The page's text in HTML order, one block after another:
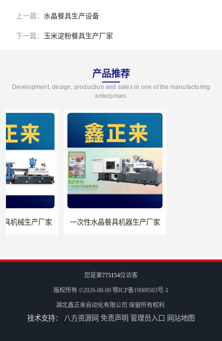
上一篇： 水晶餐具生产设备
下一篇： 玉米淀粉餐具生产厂家
产品推荐
Development, design, production and sales in one of the manufacturing
enterprises
一次性水晶餐具机器生产厂家 一次性水晶餐具设备生产厂家
您是第775154位访客
版权所有 ©2026-08-09 鄂ICP备19009503号-1
湖北鑫正来自动化有限公司 保留所有权利.
技术支持： 八方资源网 免责声明 管理员入口 网站地图